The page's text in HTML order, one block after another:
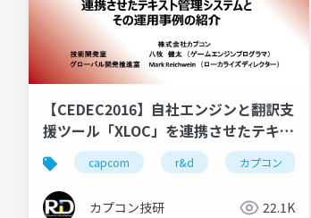
【CEDEC2016】自社エンジンと翻訳支
援ツール「XLOC」を連携させたテキス
ト管理システムとその運用事例の紹介
capcom r&d カプコン
カプコン技研 22.1K